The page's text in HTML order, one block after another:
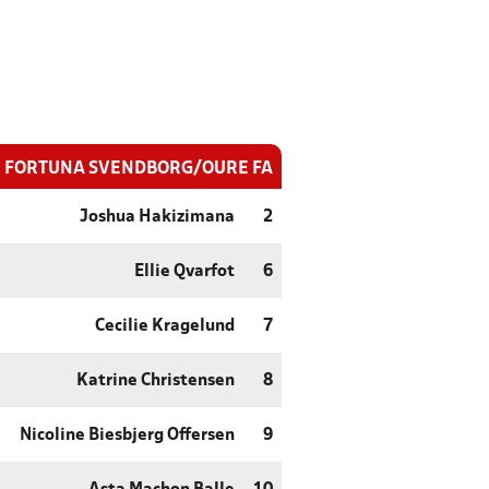
FORTUNA SVENDBORG/OURE FA
Joshua Hakizimana 2
Ellie Qvarfot 6
Cecilie Kragelund 7
Katrine Christensen 8
Nicoline Biesbjerg Offersen 9